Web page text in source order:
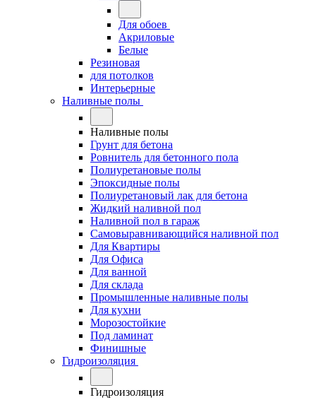
Для обоев
Акриловые
Белые
Резиновая
для потолков
Интерьерные
Наливные полы
Наливные полы
Грунт для бетона
Ровнитель для бетонного пола
Полиуретановые полы
Эпоксидные полы
Полиуретановый лак для бетона
Жидкий наливной пол
Наливной пол в гараж
Самовыравнивающийся наливной пол
Для Квартиры
Для Офиса
Для ванной
Для склада
Промышленные наливные полы
Для кухни
Морозостойкие
Под ламинат
Финишные
Гидроизоляция
Гидроизоляция